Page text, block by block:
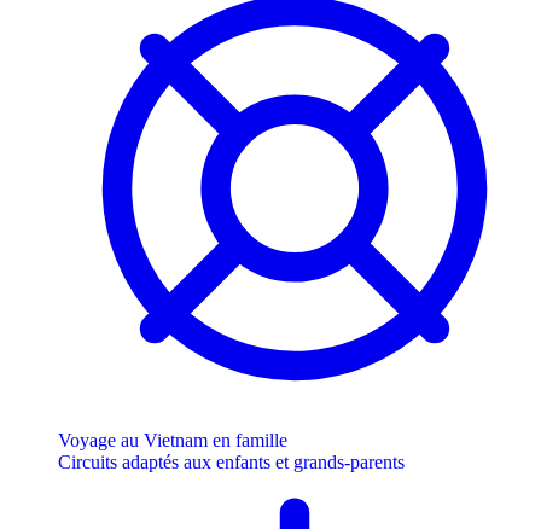
Voyage au Vietnam en famille
Circuits adaptés aux enfants et grands-parents